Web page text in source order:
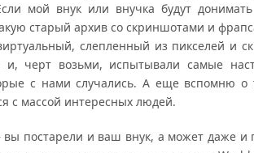
мой внук или внучка будут
старый архив со скриншотами и
слепленный из пикселей и
и, черт возьми, испытывали самые
с нами случались. А еще вспомню о
с массой интересных людей.
постарели и ваш внук, а может даже и